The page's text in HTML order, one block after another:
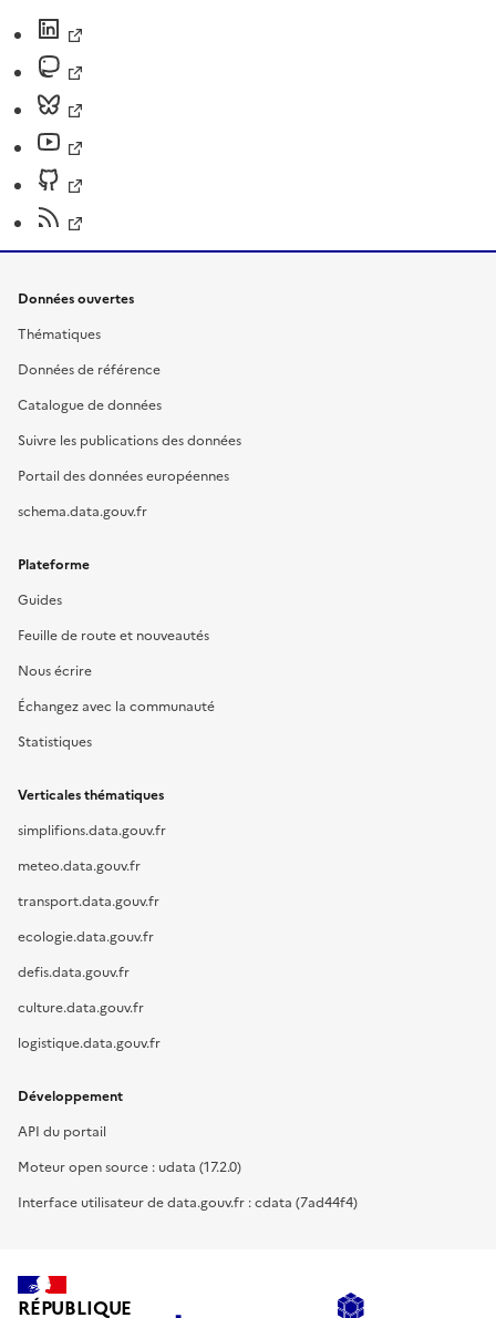
Données ouvertes
Thématiques
Données de référence
Catalogue de données
Suivre les publications des données
Portail des données européennes
schema.data.gouv.fr
Plateforme
Guides
Feuille de route et nouveautés
Nous écrire
Échangez avec la communauté
Statistiques
Verticales thématiques
simplifions.data.gouv.fr
meteo.data.gouv.fr
transport.data.gouv.fr
ecologie.data.gouv.fr
defis.data.gouv.fr
culture.data.gouv.fr
logistique.data.gouv.fr
Développement
API du portail
Moteur open source : udata (17.2.0)
Interface utilisateur de data.gouv.fr : cdata (7ad44f4)
RÉPUBLIQUE